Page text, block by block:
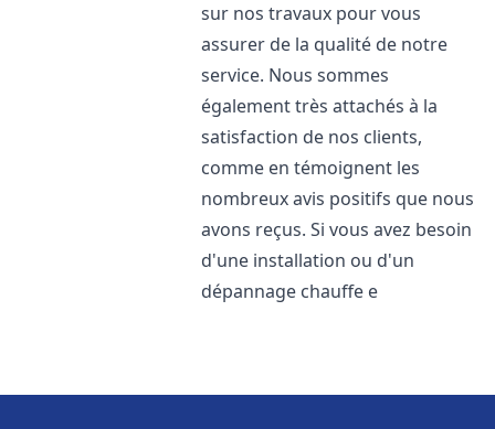
sur nos travaux pour vous
assurer de la qualité de notre
service. Nous sommes
également très attachés à la
satisfaction de nos clients,
comme en témoignent les
nombreux avis positifs que nous
avons reçus. Si vous avez besoin
d'une installation ou d'un
dépannage chauffe e